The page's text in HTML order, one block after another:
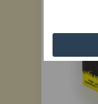
személyre
tartalom